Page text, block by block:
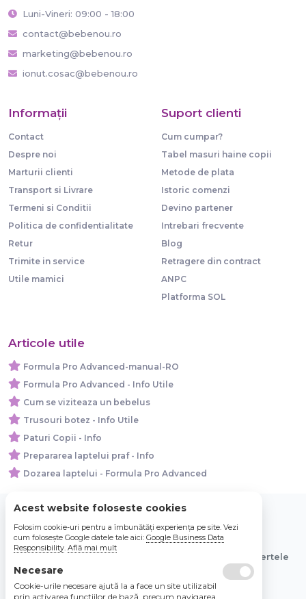
Luni-Vineri: 09:00 - 18:00
contact@bebenou.ro
marketing@bebenou.ro
ionut.cosac@bebenou.ro
Informaţii
Contact
Despre noi
Marturii clienti
Transport si Livrare
Termeni si Conditii
Politica de confidentialitate
Retur
Trimite in service
Utile mamici
Suport clienti
Cum cumpar?
Tabel masuri haine copii
Metode de plata
Istoric comenzi
Devino partener
Intrebari frecvente
Blog
Retragere din contract
ANPC
Platforma SOL
Articole utile
Formula Pro Advanced-manual-RO
Formula Pro Advanced - Info Utile
Cum se viziteaza un bebelus
Trusouri botez - Info Utile
Paturi Copii - Info
Prepararea laptelui praf - Info
Dozarea laptelui - Formula Pro Advanced
© 2026 Bebe Nou Online Store SRL
Toate preturile sunt exprimate in lei si includ tva. Ofertele
sunt valabile in limita stocului disponibil.
Acest website foloseste cookies
Folosim cookie-uri pentru a îmbunătăți experiența pe site. Vezi
cum folosește Google datele tale aici: Google Business Data
Responsibility. Află mai mult
Necesare
Cookie-urile necesare ajută la a face un site utilizabil
prin activarea funcţiilor de bază, precum navigarea